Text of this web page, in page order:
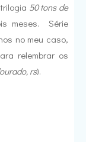
50 tons de
meses. Série
no meu caso,
relembrar os
rs).